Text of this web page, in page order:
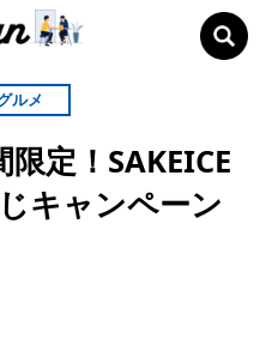
ルメ
定！SAKEICE
キャンペーン